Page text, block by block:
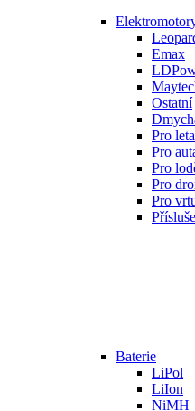
Emax
Ostatní
Pro
Pro
Pro
Pro
Pro
Baterie
LiPol
LiIon
NiMH